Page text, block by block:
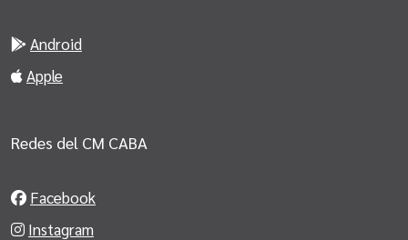
Android
Apple
Redes del CM CABA
Facebook
Instagram